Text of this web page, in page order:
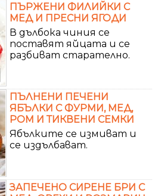
ПЪРЖЕНИ ФИЛИЙКИ С
МЕД И ПРЕСНИ ЯГОДИ
В дълбока чиния се
поставят яйцата и се
разбиват старателно.
ПЪЛНЕНИ ПЕЧЕНИ
ЯБЪЛКИ С ФУРМИ, МЕД,
РОМ И ТИКВЕНИ СЕМКИ
Ябълките се измиват и
се издълбават.
ЗАПЕЧЕНО СИРЕНЕ БРИ С